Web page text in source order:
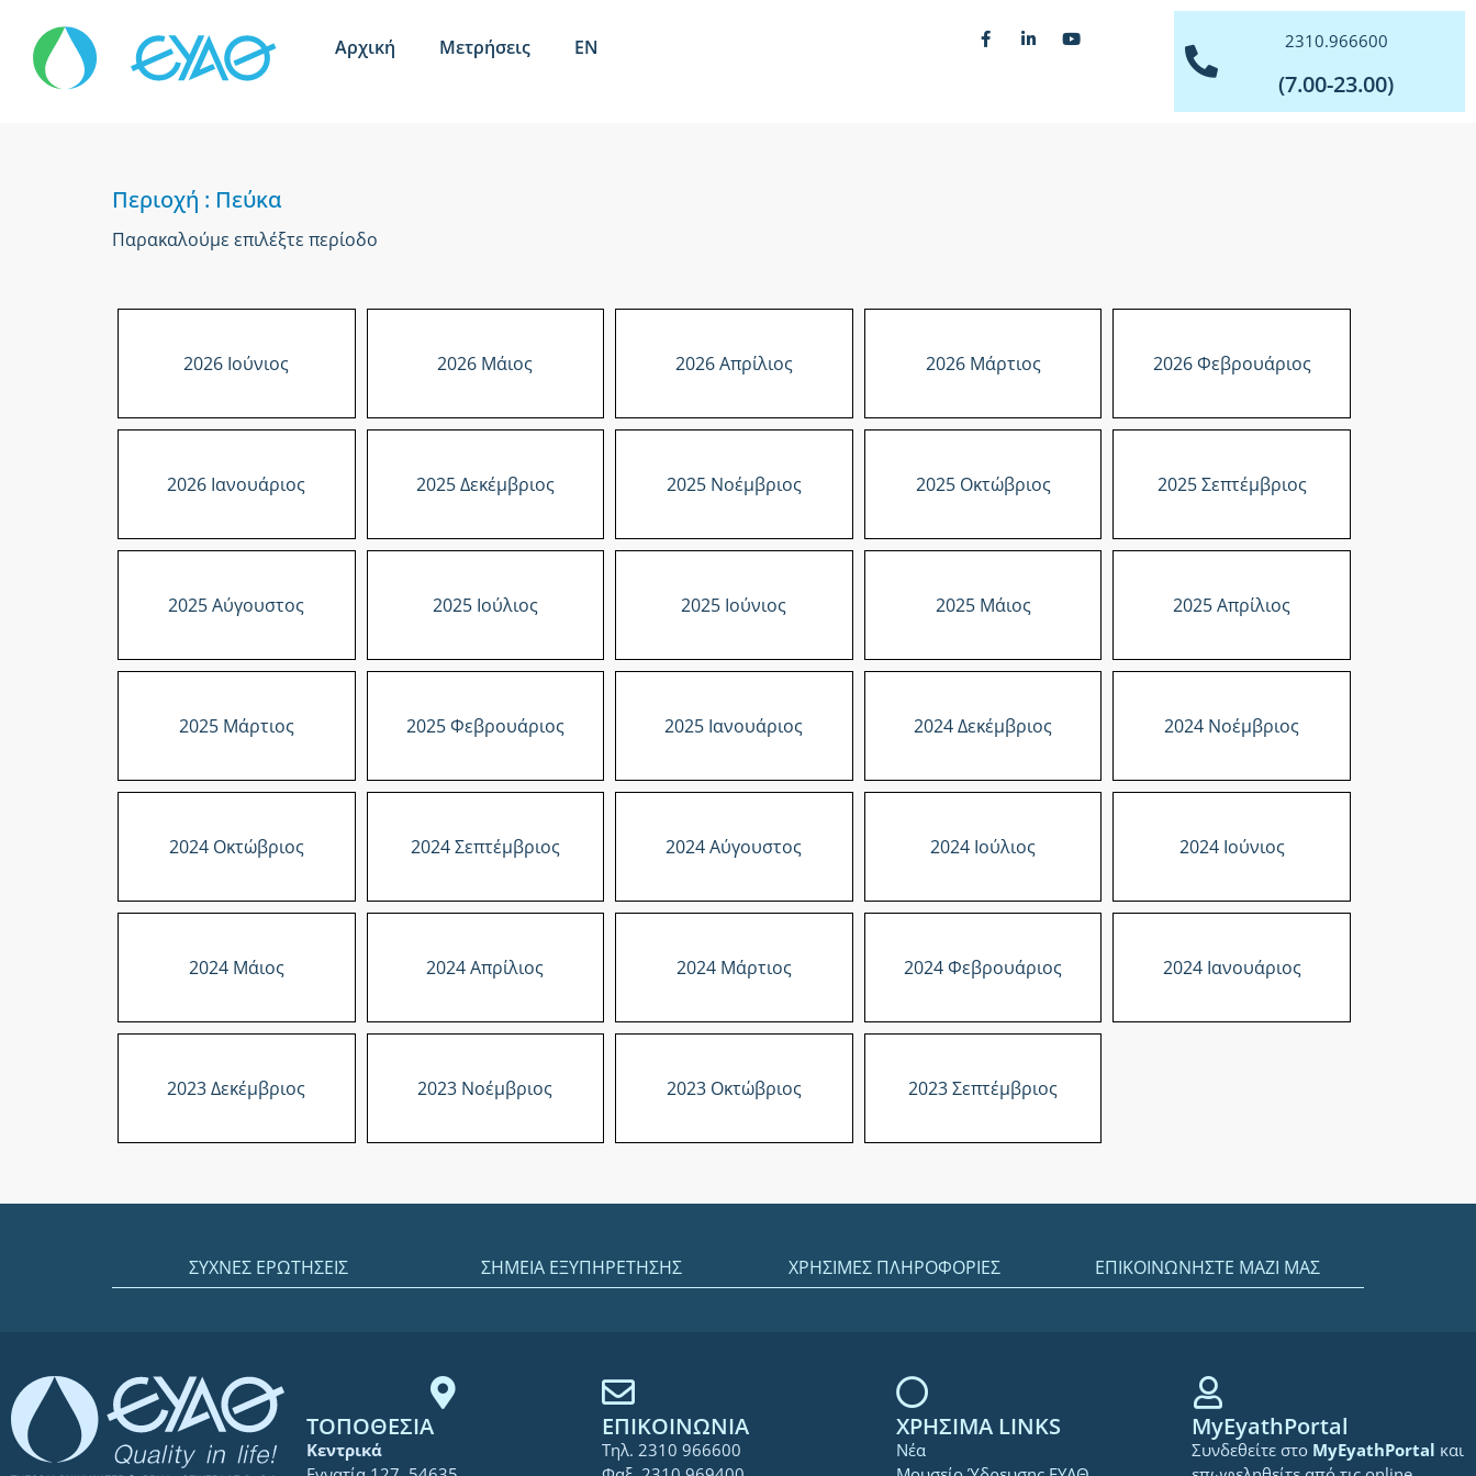
Αρχική Μετρήσεις EN 2310.966600
(7.00-23.00)
Περιοχή : Πεύκα
Παρακαλούμε επιλέξτε περίοδο
2026 Ιούνιος 2026 Μάιος 2026 Απρίλιος 2026 Μάρτιος 2026 Φεβρουάριος
2026 Ιανουάριος 2025 Δεκέμβριος 2025 Νοέμβριος 2025 Οκτώβριος 2025 Σεπτέμβριος
2025 Αύγουστος 2025 Ιούλιος 2025 Ιούνιος 2025 Μάιος 2025 Απρίλιος
2025 Μάρτιος 2025 Φεβρουάριος 2025 Ιανουάριος 2024 Δεκέμβριος 2024 Νοέμβριος
2024 Οκτώβριος 2024 Σεπτέμβριος 2024 Αύγουστος 2024 Ιούλιος 2024 Ιούνιος
2024 Μάιος 2024 Απρίλιος 2024 Μάρτιος 2024 Φεβρουάριος 2024 Ιανουάριος
2023 Δεκέμβριος 2023 Νοέμβριος 2023 Οκτώβριος 2023 Σεπτέμβριος
ΣΥΧΝΕΣ ΕΡΩΤΗΣΕΙΣ ΣΗΜΕΙΑ ΕΞΥΠΗΡΕΤΗΣΗΣ ΧΡΗΣΙΜΕΣ ΠΛΗΡΟΦΟΡΙΕΣ ΕΠΙΚΟΙΝΩΝΗΣΤΕ ΜΑΖΙ ΜΑΣ
ΤΟΠΟΘΕΣΙΑ
Κεντρικά
ΕΠΙΚΟΙΝΩΝΙΑ
Τηλ. 2310 966600
ΧΡΗΣΙΜΑ LINKS
Νέα
MyEyathPortal
Συνδεθείτε στο MyEyathPortal και